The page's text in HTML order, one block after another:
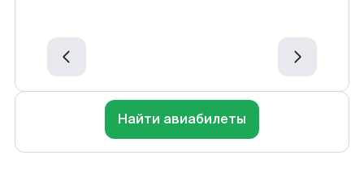
Найти авиабилеты